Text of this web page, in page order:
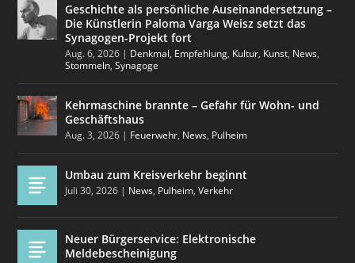
Geschichte als persönliche Auseinandersetzung –
Die Künstlerin Paloma Varga Weisz setzt das
Synagogen-Projekt fort
Aug. 6, 2026 | Denkmal, Empfehlung, Kultur, Kunst, News,
Stommeln,Synagoge
Kehrmaschine brannte – Gefahr für Wohn- und
Geschäftshaus
Aug. 3, 2026 | Feuerwehr, News, Pulheim
Umbau zum Kreisverkehr beginnt
Juli 30, 2026 | News, Pulheim,Verkehr
Neuer Bürgerservice: Elektronische
Meldebescheinigung